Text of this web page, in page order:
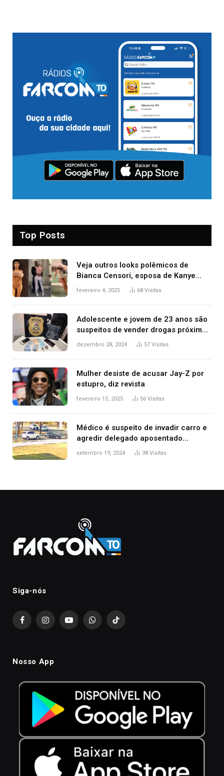
Top Posts
Veja outros looks polêmicos de
Bianca Censori, esposa de Kanye
West que apareceu nua no Grammy
fevereiro 4, 2025 68 Visitas
Adolescente e jovem de 23 anos são
suspeitos de vender drogas próximo
de delegacia e escola, diz polícia
dezembro 28, 2024 57 Visitas
Mulher desiste de acusar Jay-Z por
estupro, diz revista
fevereiro 15, 2025 56 Visitas
Médico é suspeito de invadir carro e
agredir delegado aposentado
durante confusão no trânsito
setembro 19, 2024 38 Visitas
Siga-nós
FacebookInstagramYouTubeWhatsAppTikTok
Nosso App